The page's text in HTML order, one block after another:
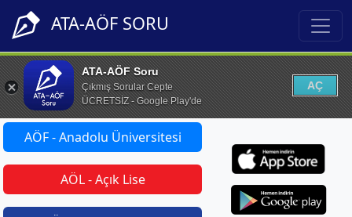
ATA-AÖF SORU
ATA-AÖF Soru
Çıkmış Sorular Cepte
ÜCRETSİZ - Google Play'de
AÇ
AÖF - Anadolu Üniversitesi
AÖL - Açık Lise